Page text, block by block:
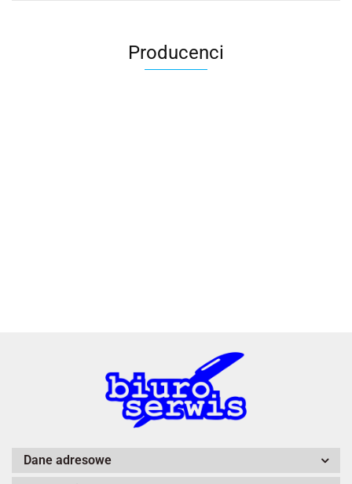
Producenci
A4 Tech
Dane adresowe